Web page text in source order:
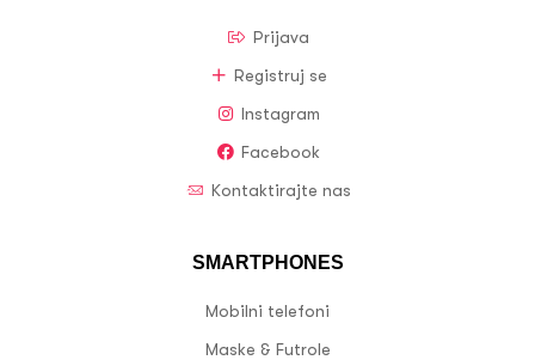
Prijava
Registruj se
Instagram
Facebook
Kontaktirajte nas
SMARTPHONES
Mobilni telefoni
Maske & Futrole